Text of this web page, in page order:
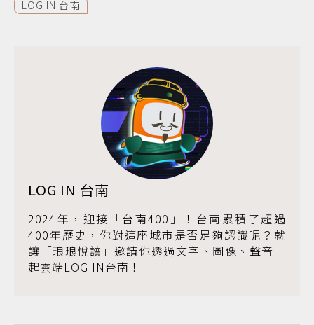
LOG IN 台南
LOG IN 台南
2024年，迎接「台南400」！台南累積了超過
400年歷史，你對這座城市是否足夠認識呢？就
讓「琅琅悅讀」邀請你透過文字、圖像、聲音一
起雲端LOG IN台南！